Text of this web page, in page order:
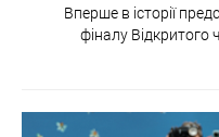
Вперше в історії
фіналу Відкритого